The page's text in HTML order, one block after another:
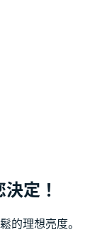
定！
的理想亮度。